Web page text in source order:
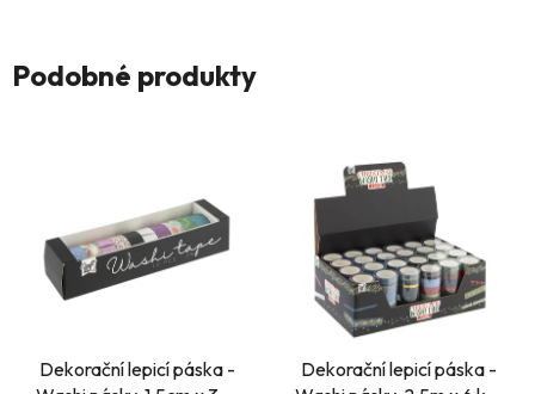
Podobné produkty
Dekorační lepicí páska -
Dekorační lepicí páska -